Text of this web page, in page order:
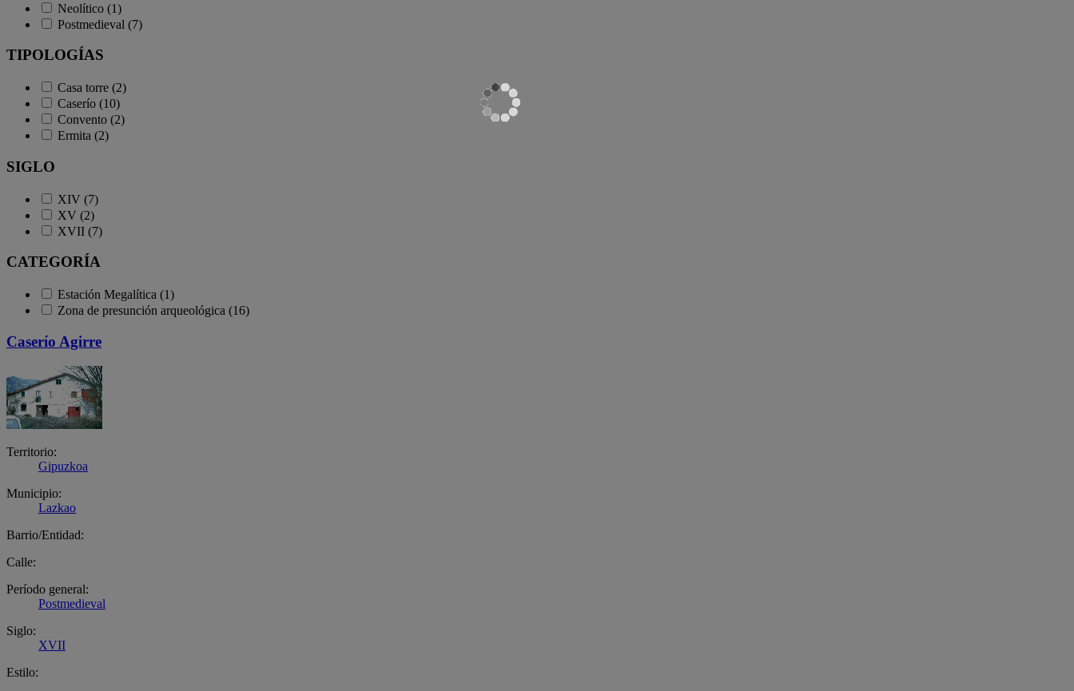
Neolítico (1)
Postmedieval (7)
TIPOLOGÍAS
Casa torre (2)
Caserío (10)
Convento (2)
Ermita (2)
SIGLO
XIV (7)
XV (2)
XVII (7)
CATEGORÍA
Estación Megalítica (1)
Zona de presunción arqueológica (16)
Caserío Agirre
Territorio:
Gipuzkoa
Municipio:
Lazkao
Barrio/Entidad:
Calle:
Período general:
Postmedieval
Siglo:
XVII
Estilo: